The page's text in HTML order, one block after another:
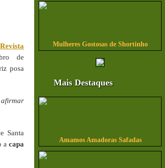
Revista
de
posa
afirmar
Santa
a capa
Mulheres Gostosas de Shortinho
Mais Destaques
Amamos Amadoras Safadas